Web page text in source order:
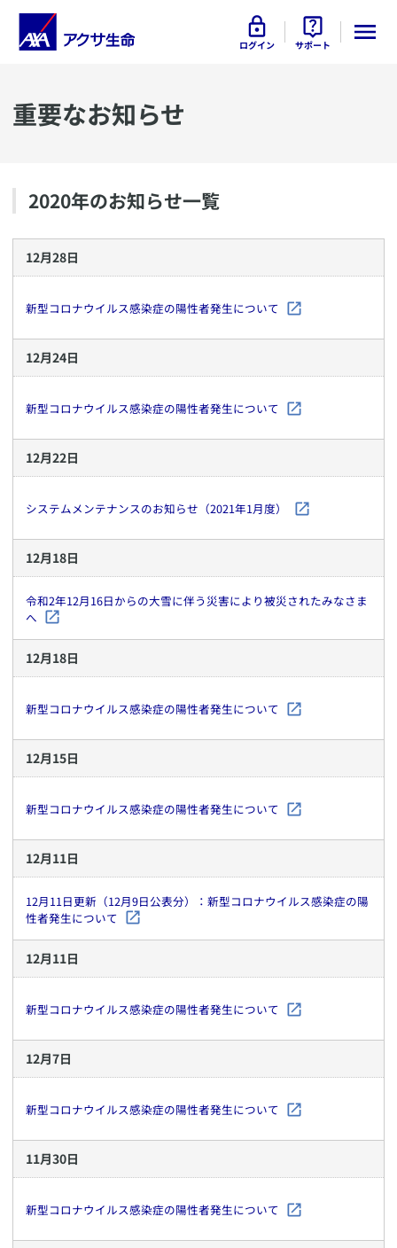
ログイン サポート
重要なお知らせ
2020年のお知らせ一覧
12月28日
新型コロナウイルス感染症の陽性者発生について
12月24日
新型コロナウイルス感染症の陽性者発生について
12月22日
システムメンテナンスのお知らせ（2021年1月度）
12月18日
令和2年12月16日からの大雪に伴う災害により被災されたみなさま
へ
12月18日
新型コロナウイルス感染症の陽性者発生について
12月15日
新型コロナウイルス感染症の陽性者発生について
12月11日
12月11日更新（12月9日公表分）：新型コロナウイルス感染症の陽
性者発生について
12月11日
新型コロナウイルス感染症の陽性者発生について
12月7日
新型コロナウイルス感染症の陽性者発生について
11月30日
新型コロナウイルス感染症の陽性者発生について